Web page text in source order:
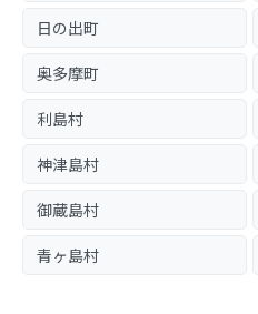
日の出町
奥多摩町
利島村
神津島村
御蔵島村
青ヶ島村